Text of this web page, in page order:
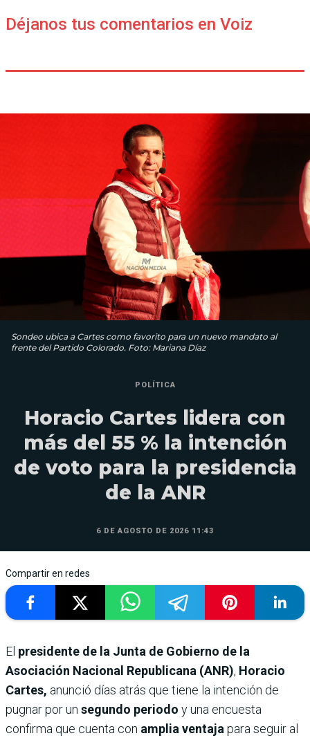
Déjanos tus comentarios en Voiz
Sondeo ubica a Cartes como favorito para un nuevo mandato al
frente del Partido Colorado. Foto: Mariana Díaz
POLÍTICA
Horacio Cartes lidera con
más del 55 % la intención
de voto para la presidencia
de la ANR
6 DE AGOSTO DE 2026 11:43
Compartir en redes
El presidente de la Junta de Gobierno de la
Asociación Nacional Republicana (ANR), Horacio
Cartes, anunció días atrás que tiene la intención de
pugnar por un segundo periodo y una encuesta
confirma que cuenta con amplia ventaja para seguir al